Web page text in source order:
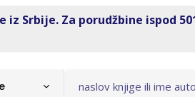
Srbije. Za porudžbine ispod